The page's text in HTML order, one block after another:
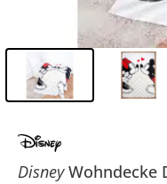
DisneyWohndecke